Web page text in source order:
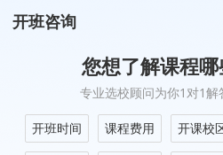
开班咨询
您想了解课程哪
专业选校顾问为你1对1解
开班时间 课程费用 开课校